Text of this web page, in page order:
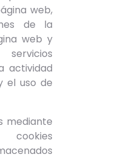
web,
de la
web y
actividad
el uso de
mediante